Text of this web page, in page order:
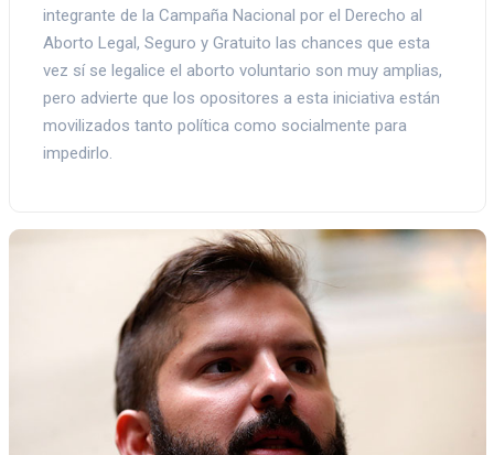
integrante de la Campaña Nacional por el Derecho al
Aborto Legal, Seguro y Gratuito las chances que esta
vez sí se legalice el aborto voluntario son muy amplias,
pero advierte que los opositores a esta iniciativa están
movilizados tanto política como socialmente para
impedirlo.